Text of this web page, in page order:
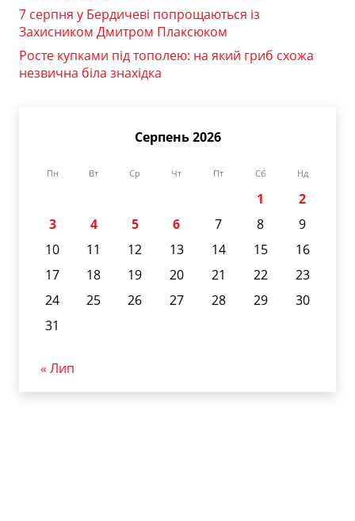
7 серпня у Бердичеві попрощаються із
Захисником Дмитром Плаксюком
Росте купками під тополею: на який гриб схожа
незвична біла знахідка
Серпень 2026
Пн Вт Ср Чт Пт Сб Нд
1
2
3
4 5 6 7 8
9
10
11 12 13 14 15
16
17
18 19 20 21 22
23
24
25 26 27 28 29
30
31
« Лип